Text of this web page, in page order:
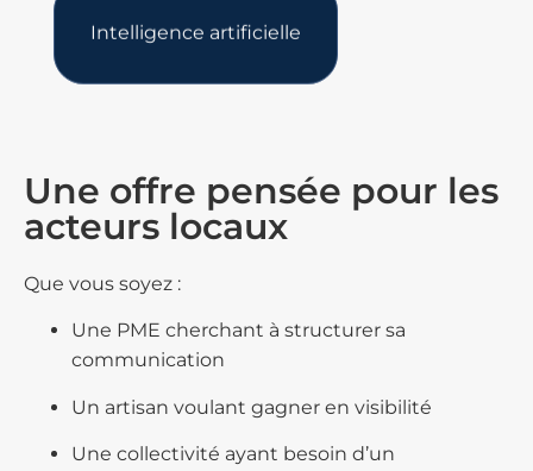
Intelligence artificielle
Une offre pensée pour les
acteurs locaux
Que vous soyez :
Une PME cherchant à structurer sa
communication
Un artisan voulant gagner en visibilité
Une collectivité ayant besoin d’un